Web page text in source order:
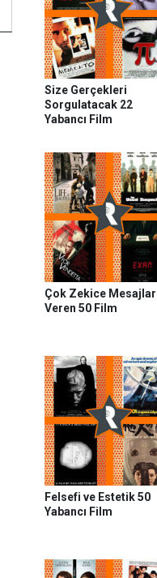
Size Gerçekleri
Sorgulatacak 22
Yabancı Film
Çok Zekice Mesajlar
Veren 50 Film
Felsefi ve Estetik 50
Yabancı Film